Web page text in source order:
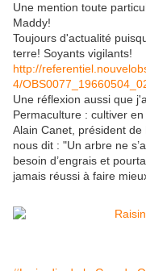
Une mention toute
Maddy!
Toujours d'actualité
terre! Soyants vigilants!
http://
4/
Une réflexion aussi que
Permaculture : cultiver
Alain Canet, président de
nous dit : "Un arbre ne
besoin d’engrais et
jamais réussi à faire